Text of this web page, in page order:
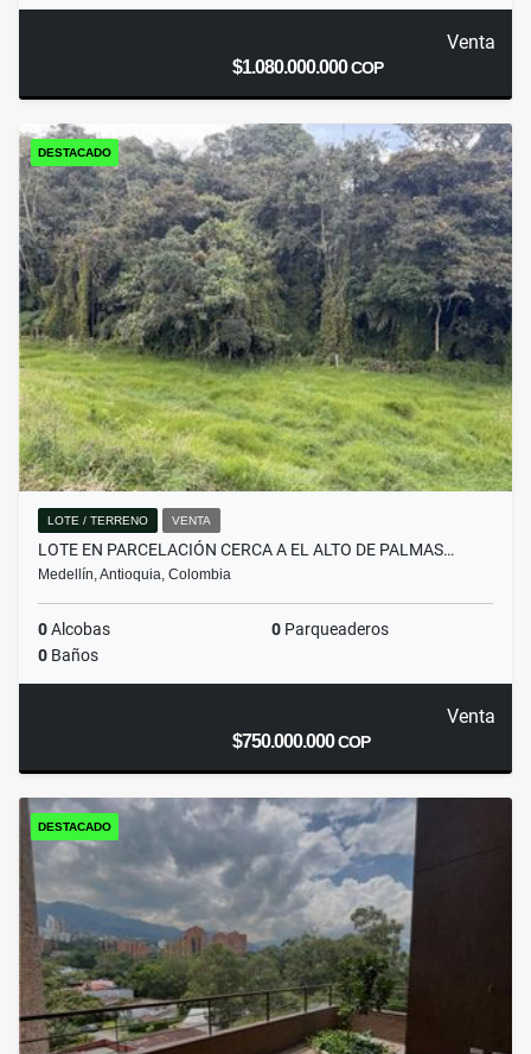
Venta
$1.080.000.000COP
DESTACADO
LOTE / TERRENO VENTA
LOTE EN PARCELACIÓN CERCA A EL ALTO DE PALMAS…
Medellín, Antioquia, Colombia
0Alcobas 0 Parqueaderos
0 Baños
Venta
$750.000.000COP
DESTACADO